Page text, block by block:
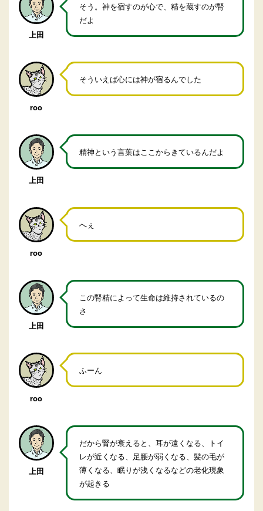
上田
そう。神を宿すのが心で、精を蔵すのが腎
だよ
roo
そういえば心には神が宿るんでした
上田
精神という言葉はここからきているんだよ
roo
へぇ
上田
この腎精によって生命は維持されているの
さ
roo
ふーん
上田
だから腎が衰えると、耳が遠くなる、トイ
レが近くなる、足腰が弱くなる、髪の毛が
薄くなる、眠りが浅くなるなどの老化現象
が起きる